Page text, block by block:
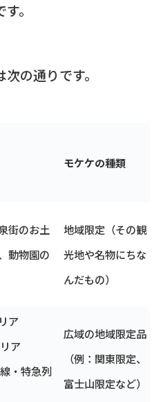
。
の通りです。
モケケの種類
街のお土
動物園の
地域限定（その観
光地や名物にちな
んだもの）
ア
ア
・特急列
広域の地域限定品
（例：関東限定、
富士山限定など）